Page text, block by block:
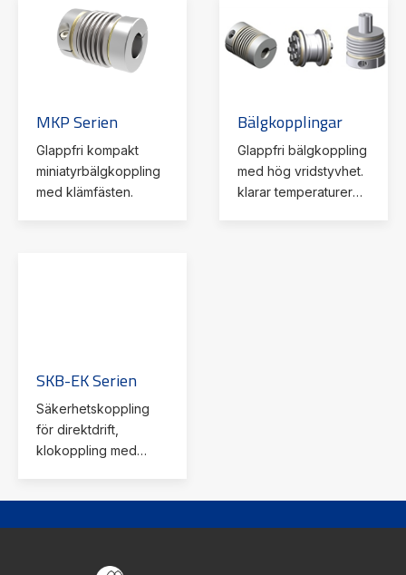
MKP Serien
Glappfri kompakt
miniatyrbälgkoppling
med klämfästen.
Bälgkopplingar
Glappfri bälgkoppling
med hög vridstyvhet.
klarar temperaturer
SKB-EK Serien
Säkerhetskoppling
för direktdrift,
klokoppling med